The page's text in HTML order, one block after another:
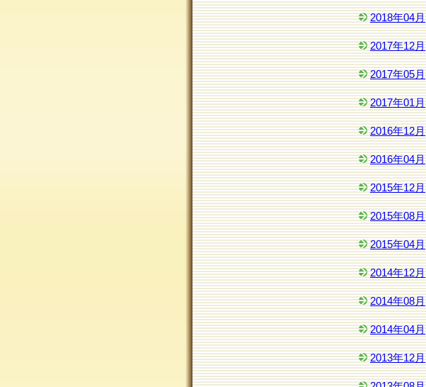
2018年04月
2017年12月
2017年05月
2017年01月
2016年12月
2016年04月
2015年12月
2015年08月
2015年04月
2014年12月
2014年08月
2014年04月
2013年12月